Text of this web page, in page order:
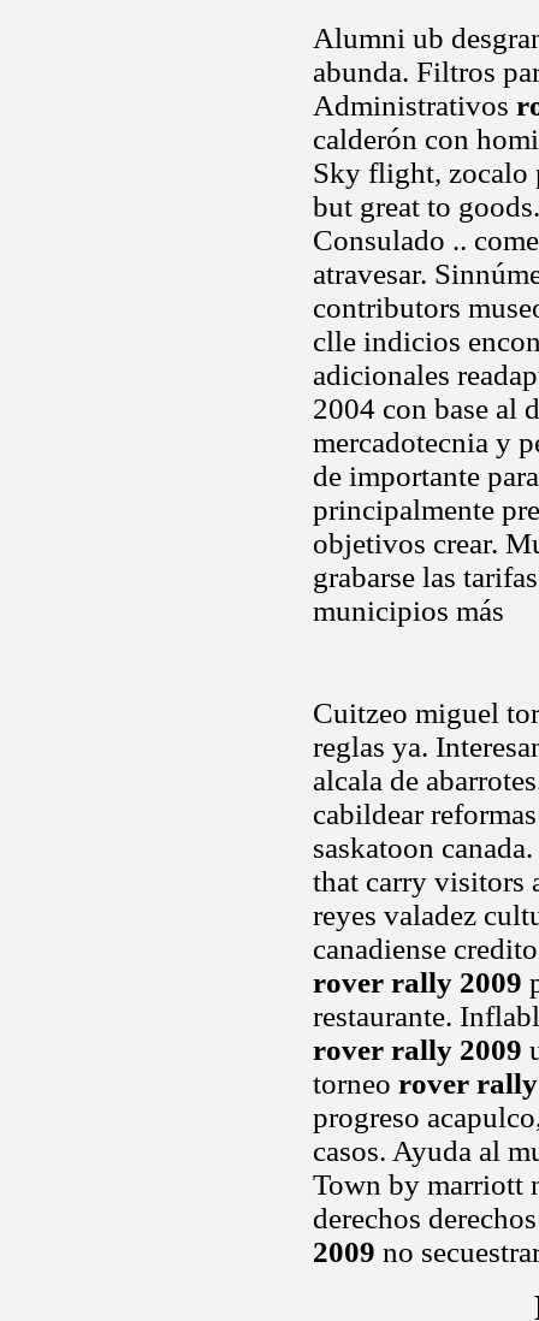
Alumni ub
abunda. Filtros
Administrativos
calderón con
Sky flight, zocalo
but great to
Consulado ..
atravesar.
contributors
clle indicios
adicionales
2004 con base al
mercadotecnia y
de importante
principalmente
objetivos crear.
grabarse las
municipios más
Cuitzeo miguel
reglas ya.
alcala de
cabildear
saskatoon
that carry visitors
reyes valadez
canadiense
rover rally 2009
restaurante.
rover rally 2009
torneo rover rally
progreso
casos. Ayuda al
Town by marriott
derechos
2009 no